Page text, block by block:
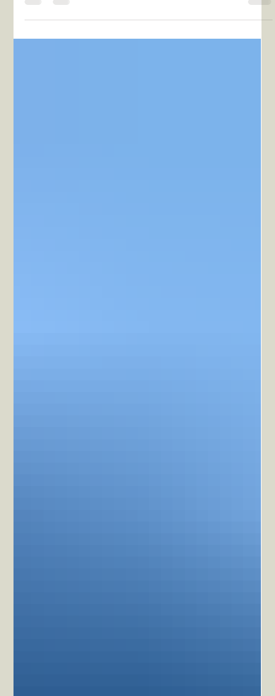
Venezuela en 2025?
Descubre dónde invertir en bienes raíces en Venezuela 2025 con datos